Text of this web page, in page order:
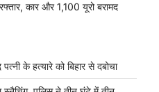
कार और 1,100 यूरो बरामद
के हत्यारे को बिहार से दबोचा